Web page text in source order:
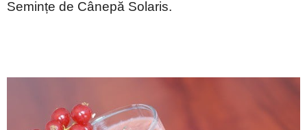
Semințe de Cânepă Solaris.